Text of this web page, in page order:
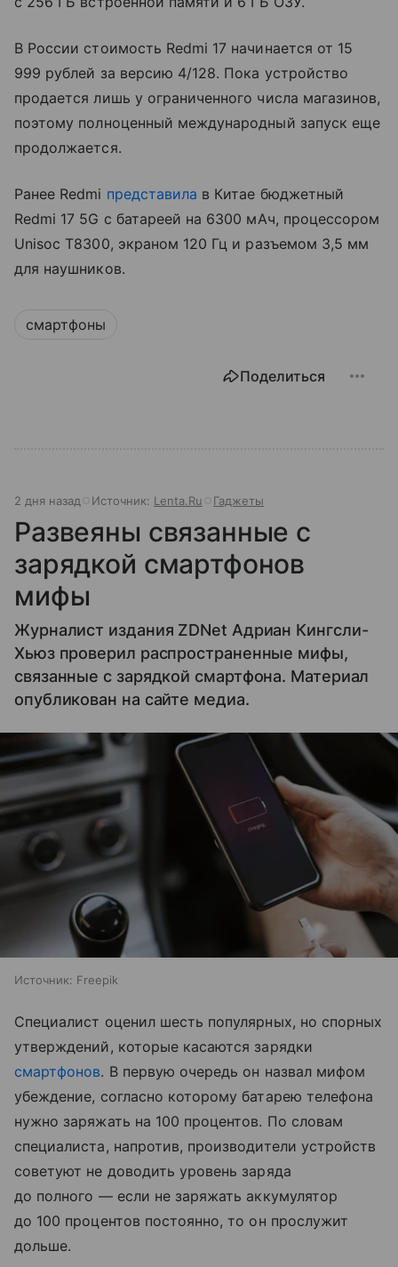
В России стоимость Redmi 17 начинается от 15
999 рублей за версию 4/128. Пока устройство
продается лишь у ограниченного числа магазинов,
поэтому полноценный международный запуск еще
продолжается.
Ранее Redmi представила в Китае бюджетный
Redmi 17 5G с батареей на 6300 мАч, процессором
Unisoc T8300, экраном 120 Гц и разъемом 3,5 мм
для наушников.
смартфоны
Поделиться
2 дня назад Источник: Lenta.Ru Гаджеты
Развеяны связанные с
зарядкой смартфонов
мифы
Журналист издания ZDNet Адриан Кингсли-
Хьюз проверил распространенные мифы,
связанные с зарядкой смартфона. Материал
опубликован на сайте медиа.
Источник: Freepik
Специалист оценил шесть популярных, но спорных
утверждений, которые касаются зарядки
смартфонов. В первую очередь он назвал мифом
убеждение, согласно которому батарею телефона
нужно заряжать на 100 процентов. По словам
специалиста, напротив, производители устройств
советуют не доводить уровень заряда
до полного — если не заряжать аккумулятор
до 100 процентов постоянно, то он прослужит
дольше.